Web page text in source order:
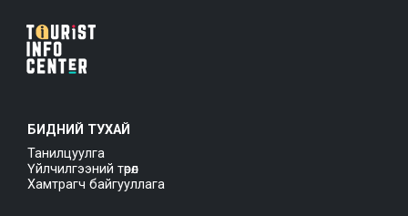
БИДНИЙ ТУХАЙ
Танилцуулга
Үйлчилгээний төрөл
Хамтрагч байгууллага